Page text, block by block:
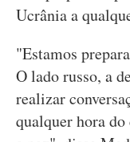
Ucrânia a
"Estamos
O lado russo, a
realizar
qualquer hora